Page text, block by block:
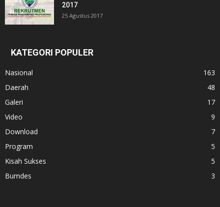
2017
25 Agustus 2017
KATEGORI POPULER
Nasional
163
Daerah
48
Galeri
17
Video
9
Download
7
Program
5
Kisah Sukses
5
Bumdes
3